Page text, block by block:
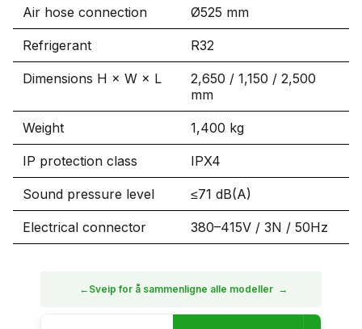
Air hose connection Ø525 mm
Refrigerant R32
Dimensions H × W × L
2,650 / 1,150 / 2,500
mm
Weight 1,400 kg
IP protection class IPX4
Sound pressure level ≤71 dB(A)
Electrical connector 380–415V / 3N / 50Hz
←Sveip for å sammenligne alle modeller →